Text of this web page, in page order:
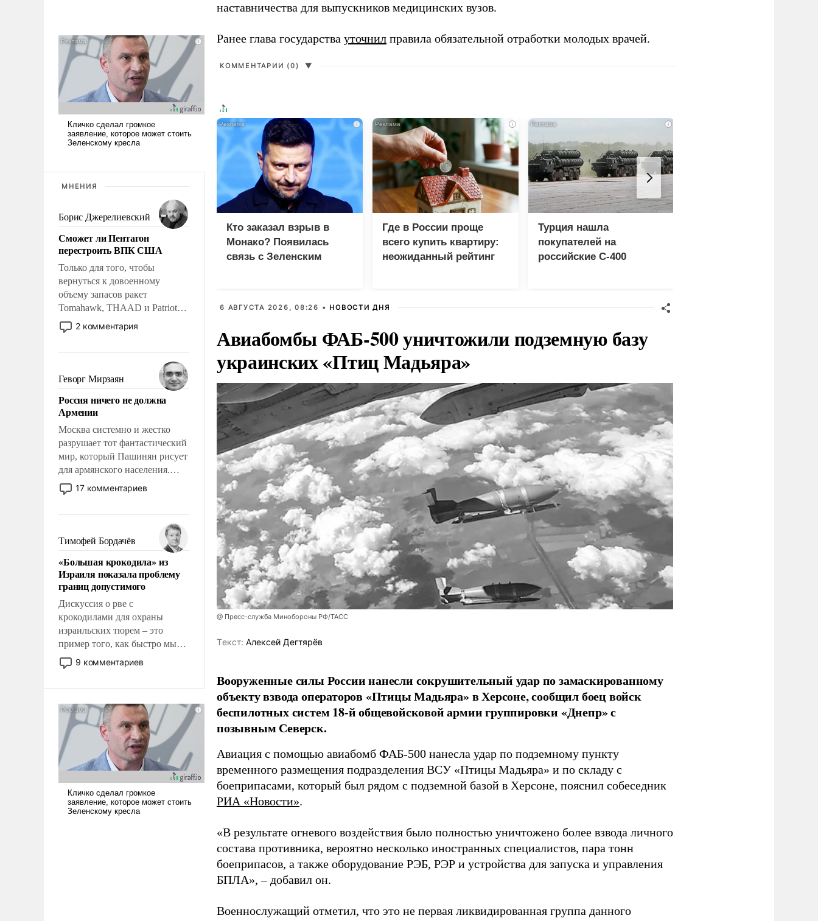
МНЕНИЯ
Борис Джерелиевский
Сможет ли Пентагон
перестроить ВПК США
Только для того, чтобы
вернуться к довоенному
объему запасов ракет
Tomahawk, THAAD и Patriot
США потребуется более трех
лет. Даже небольшая война с
Сложившаяся ситуация
означает многолетний период
уязвимости США, например,
перед Китаем.
2 комментария
Геворг Мирзаян
Россия ничего не должна
Армении
Москва системно и жестко
разрушает тот фантастический
мир, который Пашинян рисует
для армянского населения.
Мир, где политические
прожекты будут безусловно
налогоплательщиков и где
Еревану за свои поступки не
нужно отвечать.
17 комментариев
Тимофей Бордачёв
«Большая крокодила» из
Израиля показала проблему
границ допустимого
Дискуссия о рве с
крокодилами для охраны
израильских тюрем – это
пример того, как быстро мы
двигаемся по пути
революционных изменений.
псевдонаучной фантастики,
стало всерьез обсуждаемой
идеей.
9 комментариев
наставничества для выпускников медицинских вузов.
Ранее глава государства уточнил правила обязательной отработки молодых врачей.
КОММЕНТАРИИ (0) ▼
i
Кто заказал взрыв в
Монако? Появилась
связь с Зеленским
i
Где в России проще
всего купить квартиру:
неожиданный рейтинг
i
Турция нашла
покупателей на
российские C-400
6 АВГУСТА 2026, 08:26 • НОВОСТИ ДНЯ
Авиабомбы ФАБ-500 уничтожили подземную базу
украинских «Птиц Мадьяра»
@ Пресс-служба Минобороны РФ/ТАСС
Tекст: Алексей Дегтярёв
Вооруженные силы России нанесли сокрушительный удар по замаскированному
объекту взвода операторов «Птицы Мадьяра» в Херсоне, сообщил боец войск
беспилотных систем 18-й общевойсковой армии группировки «Днепр» с
позывным Северск.
Авиация с помощью авиабомб ФАБ-500 нанесла удар по подземному пункту
временного размещения подразделения ВСУ «Птицы Мадьяра» и по складу с
боеприпасами, который был рядом с подземной базой в Херсоне, пояснил собеседник
РИА «Новости».
«В результате огневого воздействия было полностью уничтожено более взвода личного
состава противника, вероятно несколько иностранных специалистов, пара тонн
боеприпасов, а также оборудование РЭБ, РЭР и устройства для запуска и управления
БПЛА», – добавил он.
Военнослужащий отметил, что это не первая ликвидированная группа данного